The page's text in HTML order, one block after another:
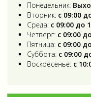
Понедельник:
Вторник: с 09:00
Среда: с 09:00 до
Четверг: с 09:00
Пятница: с 09:00
Суббота: с 09:00
Воскресенье: с